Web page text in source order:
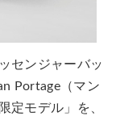
センジャーバッ
Portage（マン
定モデル」を、